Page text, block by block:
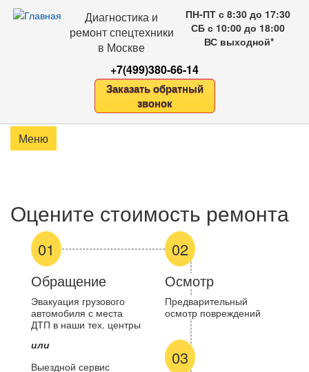
Перейти
Диагностика и
ремонт спецтехники
в Москве
ПН-ПТ с 8:30 до 17:30
СБ с 10:00 до 18:00
ВС выходной*
+7(499)380-66-14
Заказать обратный
звонок
Оцените стоимость ремонта
01
Обращение
Эвакуация грузового
автомобиля с места
ДТП в наши тех. центры
или
Выездной сервис
02
Осмотр
Предварительный
осмотр повреждений
03